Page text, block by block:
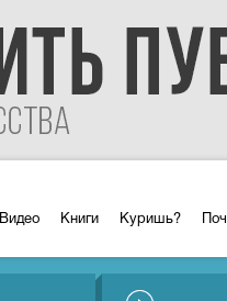
Видео Книги Куришь?